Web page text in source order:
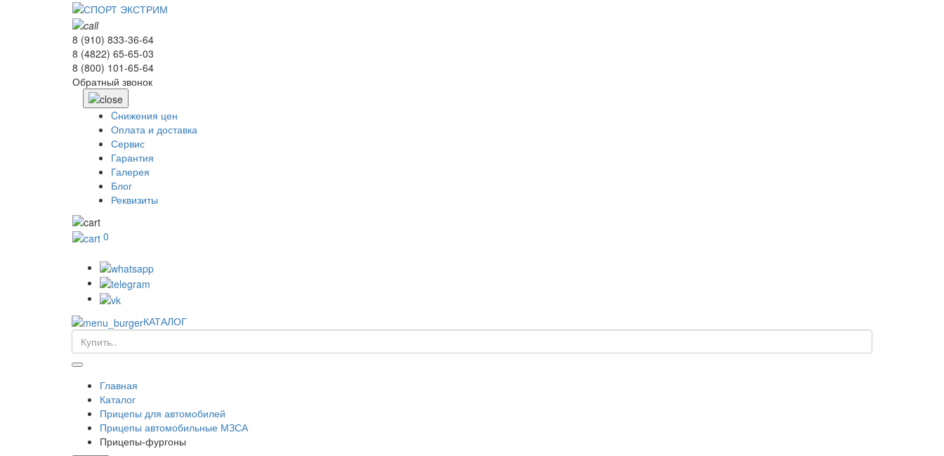
8 (910) 833-36-64
8 (4822) 65-65-03
8 (800) 101-65-64
Обратный звонок
Cнижения цен
Оплата и доставка
Сервис
Гарантия
Галерея
Блог
Реквизиты
0
КАТАЛОГ
Главная
Каталог
Прицепы для автомобилей
Прицепы автомобильные МЗСА
Прицепы-фургоны